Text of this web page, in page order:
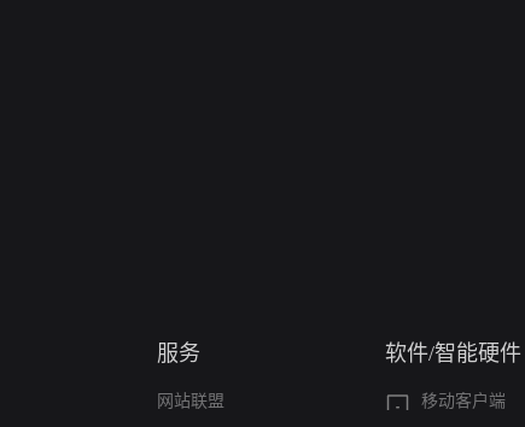
服务
网站联盟
软件/智能硬件
移动客户端